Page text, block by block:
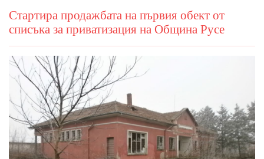
Стартира продажбата на първия обект от
списъка за приватизация на Община Русе